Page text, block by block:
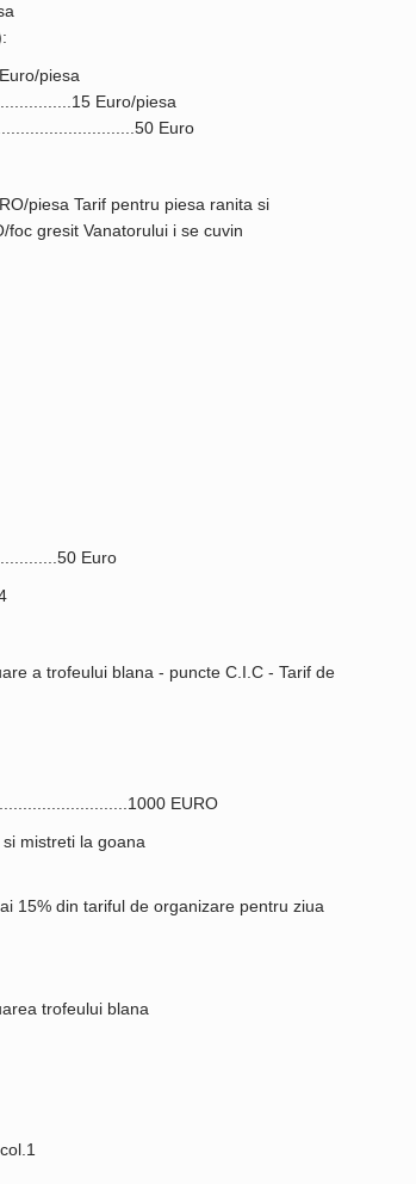
piesa
Euro/piesa
Euro
piesa Tarif pentru piesa ranita si
foc gresit Vanatorului i se cuvin
Euro
a trofeului blana - puncte C.I.C - Tarif de
EURO
mistreti la goana
15% din tariful de organizare pentru ziua
trofeului blana